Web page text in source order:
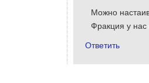
Можно
Фракция у нас
Ответить